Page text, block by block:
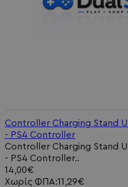
Controller Charging Stand
- PS4 Controller
Controller Charging Stand
- PS4 Controller..
14,00€
Χωρίς ΦΠΑ:11,29€